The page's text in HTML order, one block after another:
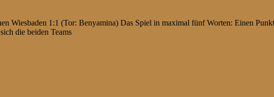
Wiesbaden 1:1 (Tor: Benyamina) Das Spiel in maximal fünf Worten: Einen
die beiden Teams